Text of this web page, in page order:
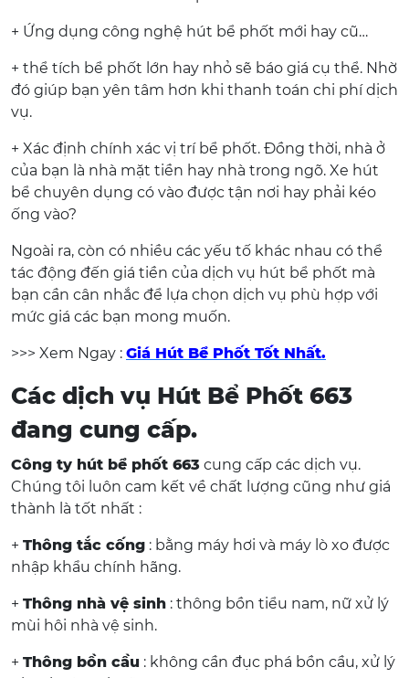
+ Ứng dụng công nghệ hút bể phốt mới hay cũ…
+ thể tích bể phốt lớn hay nhỏ sẽ báo giá cụ thể. Nhờ
đó giúp bạn yên tâm hơn khi thanh toán chi phí dịch
vụ.
+ Xác định chính xác vị trí bể phốt. Đồng thời, nhà ở
của bạn là nhà mặt tiền hay nhà trong ngõ. Xe hút
bể chuyên dụng có vào được tận nơi hay phải kéo
ống vào?
Ngoài ra, còn có nhiều các yếu tố khác nhau có thể
tác động đến giá tiền của dịch vụ hút bể phốt mà
bạn cần cân nhắc để lựa chọn dịch vụ phù hợp với
mức giá các bạn mong muốn.
>>> Xem Ngay : Giá Hút Bể Phốt Tốt Nhất.
Các dịch vụ Hút Bể Phốt 663
đang cung cấp.
Công ty hút bể phốt 663 cung cấp các dịch vụ.
Chúng tôi luôn cam kết về chất lượng cũng như giá
thành là tốt nhất :
+ Thông tắc cống : bằng máy hơi và máy lò xo được
nhập khẩu chính hãng.
+ Thông nhà vệ sinh : thông bồn tiểu nam, nữ xử lý
mùi hôi nhà vệ sinh.
+ Thông bồn cầu : không cần đục phá bồn cầu, xử lý